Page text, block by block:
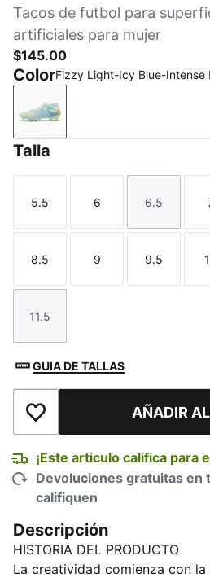
Tacos de futbol para
artificiales para mujer
$145.00
ColorFizzy Light-Icy Blue-Intense
Fizzy Light-Icy Blue-Intense
Talla
Talla
5.5
Talla
6
Talla
6.5
Talla
8.5
Talla
9
Talla
9.5
Talla
11.5
GUIA DE TALLAS
Añadir a la lista de deseos
AÑADIR
¡Este articulo califica para
Devoluciones gratuitas en
califiquen
Descripción
HISTORIA DEL PRODUCTO
La creatividad comienza con